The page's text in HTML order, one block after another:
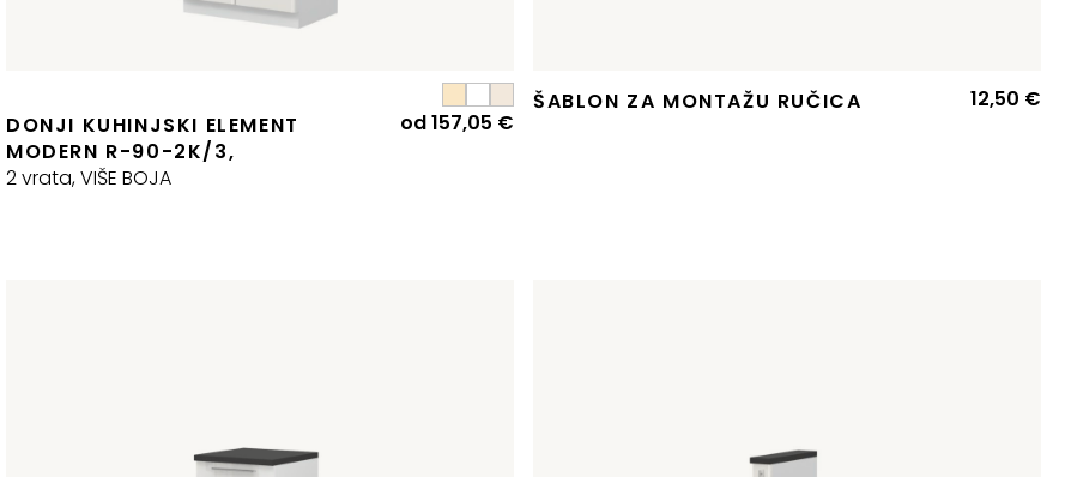
DONJI KUHINJSKI ELEMENT
MODERN R-90-2K/3,
2 vrata, VIŠE BOJA
od157,05 €
ŠABLON ZA MONTAŽU RUČICA 12,50 €